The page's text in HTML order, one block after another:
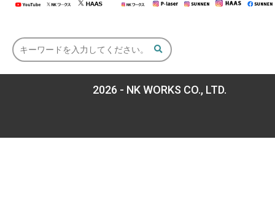
2026 - NK WORKS CO., LTD.